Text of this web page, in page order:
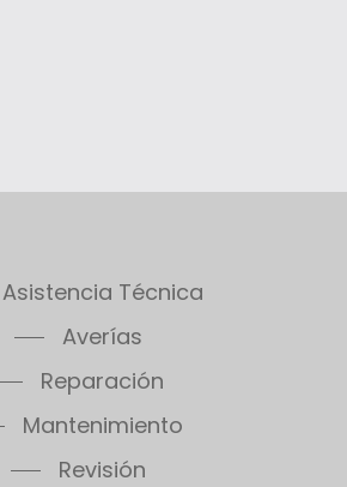
Asistencia Técnica
Averías
Reparación
Mantenimiento
Revisión